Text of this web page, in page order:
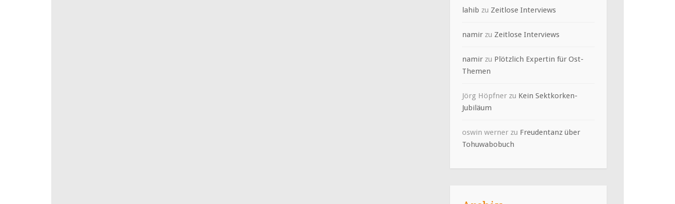
lahib zu Zeitlose Interviews
namir zu Zeitlose Interviews
namir zu Plötzlich Expertin für Ost-
Themen
Jörg Höpfner zu Kein Sektkorken-
Jubiläum
oswin werner zu Freudentanz über
Tohuwabobuch